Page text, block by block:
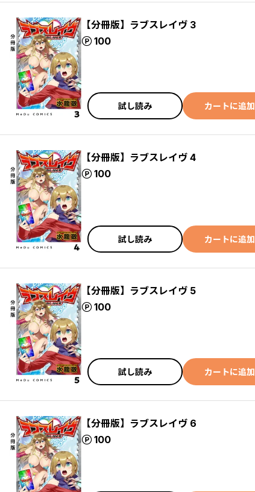
【分冊版】ラブスレイヴ 3
100
ポイント
試し読み カートに追加
【分冊版】ラブスレイヴ 4
100
ポイント
試し読み カートに追加
【分冊版】ラブスレイヴ 5
100
ポイント
試し読み カートに追加
【分冊版】ラブスレイヴ 6
100
ポイント